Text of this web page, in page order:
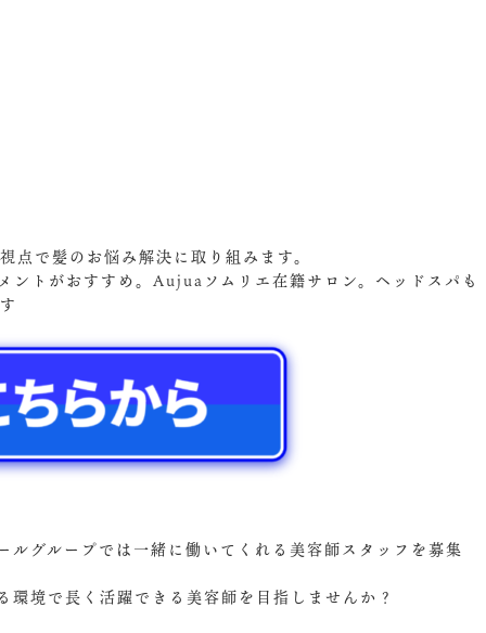
で髪のお悩み解決に取り組みます。
トがおすすめ。Aujuaソムリエ在籍サロン。ヘッドスパも
グループでは一緒に働いてくれる美容師スタッフを募集
境で長く活躍できる美容師を目指しませんか？